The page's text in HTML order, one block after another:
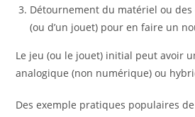
Détournement du matériel ou
(ou d’un jouet) pour en faire un
Le jeu (ou le jouet) initial peut avoir
analogique (non numérique) ou
Des exemple pratiques populaires